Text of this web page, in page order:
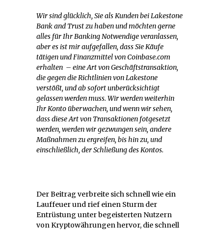
Wir sind glücklich, Sie als Kunden bei Lakestone
Bank and Trust zu haben und möchten gerne
alles für Ihr Banking Notwendige veranlassen,
aber es ist mir aufgefallen, dass Sie Käufe
tätigen und Finanzmittel von Coinbase.com
erhalten – eine Art von Geschäftstransaktion,
die gegen die Richtlinien von Lakestone
verstößt, und ab sofort unberücksichtigt
gelassen werden muss. Wir werden weiterhin
Ihr Konto überwachen, und wenn wir sehen,
dass diese Art von Transaktionen fotgesetzt
werden, werden wir gezwungen sein, andere
Maßnahmen zu ergreifen, bis hin zu, und
einschließlich, der Schließung des Kontos.
Der Beitrag verbreite sich schnell wie ein
Lauffeuer und rief einen Sturm der
Entrüstung unter begeisterten Nutzern
von Kryptowährungen hervor, die schnell